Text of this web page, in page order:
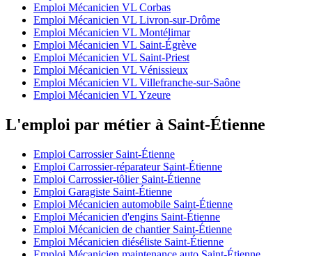
Emploi Mécanicien VL Corbas
Emploi Mécanicien VL Livron-sur-Drôme
Emploi Mécanicien VL Montélimar
Emploi Mécanicien VL Saint-Égrève
Emploi Mécanicien VL Saint-Priest
Emploi Mécanicien VL Vénissieux
Emploi Mécanicien VL Villefranche-sur-Saône
Emploi Mécanicien VL Yzeure
L'emploi par métier à Saint-Étienne
Emploi Carrossier Saint-Étienne
Emploi Carrossier-réparateur Saint-Étienne
Emploi Carrossier-tôlier Saint-Étienne
Emploi Garagiste Saint-Étienne
Emploi Mécanicien automobile Saint-Étienne
Emploi Mécanicien d'engins Saint-Étienne
Emploi Mécanicien de chantier Saint-Étienne
Emploi Mécanicien diéséliste Saint-Étienne